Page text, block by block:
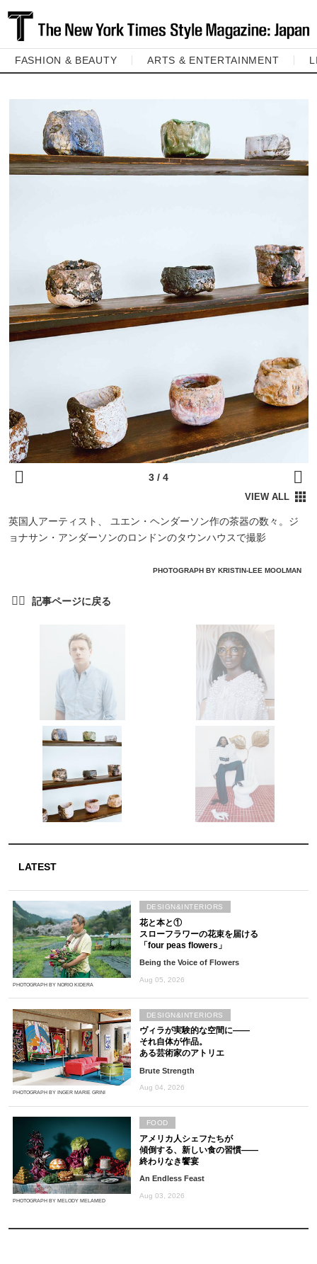
FASHION & BEAUTY ARTS & ENTERTAINMENT
英国人アーティスト、 ユエン・ヘンダーソン作の茶器の数々。ジ
ョナサン・アンダーソンのロンドンのタウンハウスで撮影
PHOTOGRAPH BY KRISTIN-LEE MOOLMAN
LATEST
PHOTOGRAPH BY NORIO KIDERA
花と本と①
スローフラワーの花束を届ける
「four peas flowers」
Being the Voice of Flowers
Aug 05, 2026
DESIGN&INTERIORS
PHOTOGRAPH BY INGER MARIE GRINI
ヴィラが実験的な空間に――
それ自体が作品。
ある芸術家のアトリエ
Brute Strength
Aug 04, 2026
DESIGN&INTERIORS
PHOTOGRAPH BY MELODY MELAMED
アメリカ人シェフたちが
傾倒する、新しい食の習慣――
終わりなき饗宴
An Endless Feast
Aug 03, 2026
FOOD